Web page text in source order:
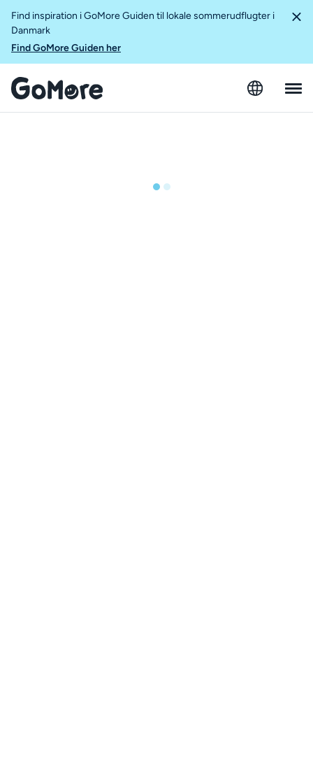
Find inspiration i GoMore Guiden til lokale sommerudflugter i
Danmark
Find GoMore Guiden her